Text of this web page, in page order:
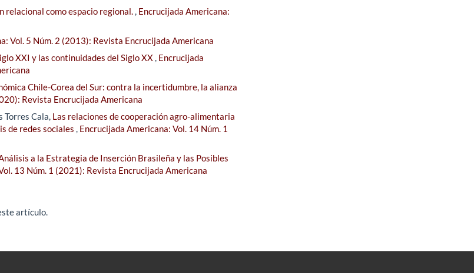
relacional como espacio regional., Encrucijada Americana:
Vol. 5 Núm. 2 (2013): Revista Encrucijada Americana
XXI y las continuidades del Siglo XX, Encrucijada
Chile-Corea del Sur: contra la incertidumbre, la alianza
Revista Encrucijada Americana
Torres Cala, Las relaciones de cooperación agro-alimentaria
de redes sociales , Encrucijada Americana: Vol. 14 Núm. 1
a la Estrategia de Inserción Brasileña y las Posibles
13 Núm. 1 (2021): Revista Encrucijada Americana
artículo.